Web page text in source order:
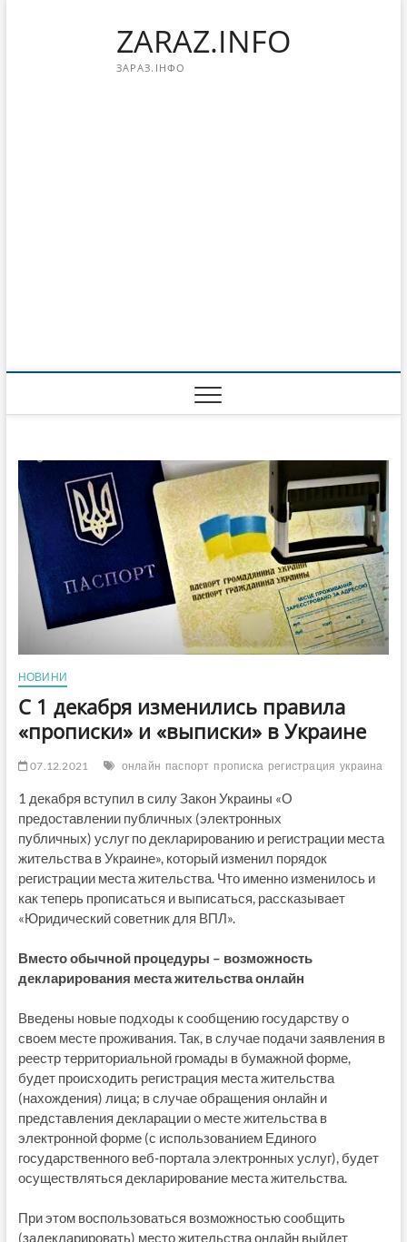
ZARAZ.INFO
ЗАРАЗ.ІНФО
НОВИНИ
С 1 декабря изменились правила
«прописки» и «выписки» в Украине
07.12.2021 онлайн паспорт прописка регистрация украина
1 декабря вступил в силу Закон Украины «О
предоставлении публичных (электронных
публичных) услуг по декларированию и регистрации места
жительства в Украине», который изменил порядок
регистрации места жительства. Что именно изменилось и
как теперь прописаться и выписаться, рассказывает
«Юридический советник для ВПЛ».
Вместо обычной процедуры – возможность
декларирования места жительства онлайн
Введены новые подходы к сообщению государству о
своем месте проживания. Так, в случае подачи заявления в
реестр территориальной громады в бумажной форме,
будет происходить регистрация места жительства
(нахождения) лица; в случае обращения онлайн и
представления декларации о месте жительства в
электронной форме (с использованием Единого
государственного веб-портала электронных услуг), будет
осуществляться декларирование места жительства.
При этом воспользоваться возможностью сообщить
(задекларировать) место жительства онлайн выйдет